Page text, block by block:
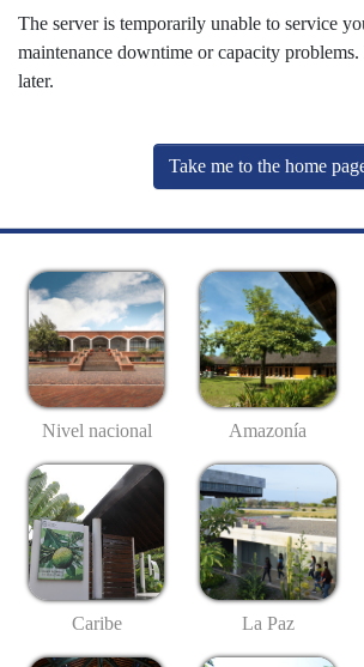
The server is temporarily unable to service
maintenance downtime or capacity problems.
later.
Take me to the home
Nivel nacional Amazonía
Caribe La Paz